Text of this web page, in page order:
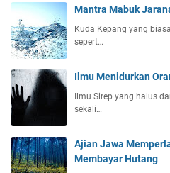
Mantra Mabuk
Kuda Kepang yang
sepert…
Ilmu Menidurkan
Ilmu Sirep yang halus
sekali…
Ajian Jawa
Membayar Hutang